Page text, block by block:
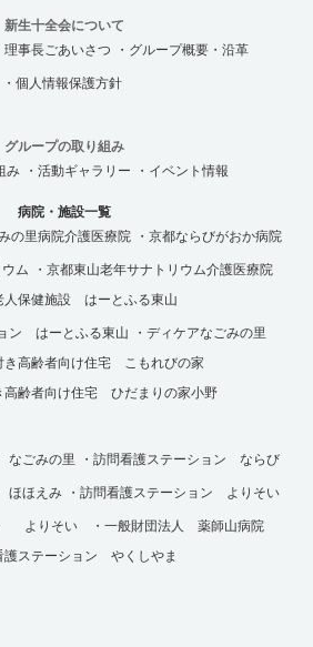
新生十全会について
理事長ごあいさつ ・グループ概要・沿革
・個人情報保護方針
グループの取り組み
み
・活動ギャラリー ・イベント情報
病院・施設一覧
の里病院介護医療院 ・京都ならびがおか病院
ム
・京都東山老年サナトリウム介護医療院
人保健施設 はーとふる東山
ン はーとふる東山
・ディケアなごみの里
き高齢者向け住宅 こもれびの家
高齢者向け住宅 ひだまりの家小野
なごみの里 ・訪問看護ステーション ならび
ほほえみ ・訪問看護ステーション よりそい
よりそい
・一般財団法人 薬師山病院
護ステーション やくしやま